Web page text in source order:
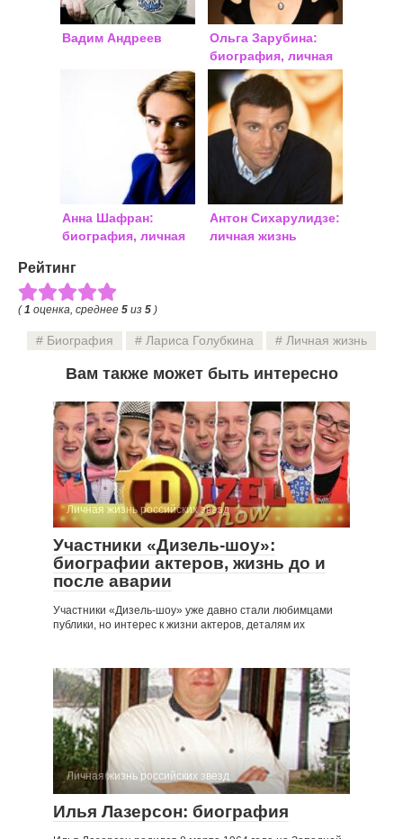
Вадим Андреев
Ольга Зарубина:
биография, личная
жизнь, фото
Анна Шафран:
биография, личная
Антон Сихарулидзе:
личная жизнь
Рейтинг
(1 оценка, среднее 5 из 5 )
Биография Лариса Голубкина Личная жизнь
Вам также может быть интересно
Личная жизнь российских звезд
Участники «Дизель-шоу»:
биографии актеров, жизнь до и
после аварии
Участники «Дизель-шоу» уже давно стали любимцами
публики, но интерес к жизни актеров, деталям их
Личная жизнь российских звезд
Илья Лазерсон: биография